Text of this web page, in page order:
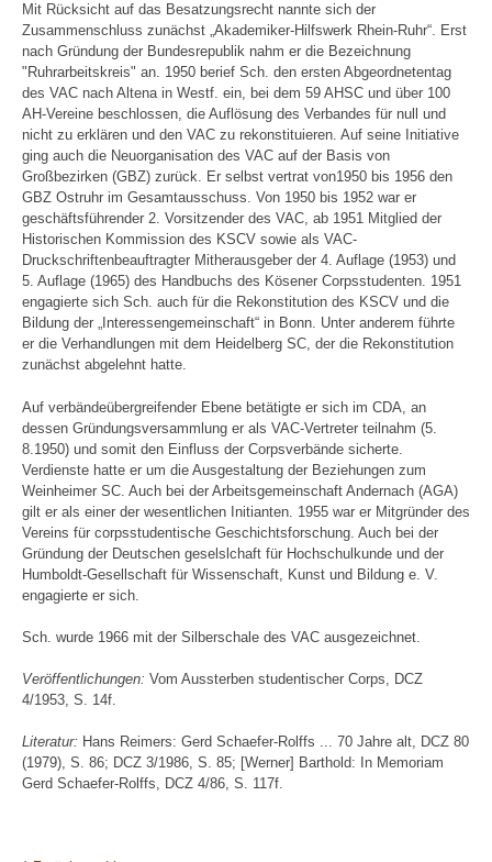
Mit Rücksicht auf das Besatzungsrecht nannte sich der
Zusammenschluss zunächst „Akademiker-Hilfswerk Rhein-Ruhr“. Erst
nach Gründung der Bundesrepublik nahm er die Bezeichnung
"Ruhrarbeitskreis" an. 1950 berief Sch. den ersten Abgeordnetentag
des VAC nach Altena in Westf. ein, bei dem 59 AHSC und über 100
AH-Vereine beschlossen, die Auflösung des Verbandes für null und
nicht zu erklären und den VAC zu rekonstituieren. Auf seine Initiative
ging auch die Neuorganisation des VAC auf der Basis von
Großbezirken (GBZ) zurück. Er selbst vertrat von1950 bis 1956 den
GBZ Ostruhr im Gesamtausschuss. Von 1950 bis 1952 war er
geschäftsführender 2. Vorsitzender des VAC, ab 1951 Mitglied der
Historischen Kommission des KSCV sowie als VAC-
Druckschriftenbeauftragter Mitherausgeber der 4. Auflage (1953) und
5. Auflage (1965) des Handbuchs des Kösener Corpsstudenten. 1951
engagierte sich Sch. auch für die Rekonstitution des KSCV und die
Bildung der „Interessengemeinschaft“ in Bonn. Unter anderem führte
er die Verhandlungen mit dem Heidelberg SC, der die Rekonstitution
zunächst abgelehnt hatte.
Auf verbändeübergreifender Ebene betätigte er sich im CDA, an
dessen Gründungsversammlung er als VAC-Vertreter teilnahm (5.
8.1950) und somit den Einfluss der Corpsverbände sicherte.
Verdienste hatte er um die Ausgestaltung der Beziehungen zum
Weinheimer SC. Auch bei der Arbeitsgemeinschaft Andernach (AGA)
gilt er als einer der wesentlichen Initianten. 1955 war er Mitgründer des
Vereins für corpsstudentische Geschichtsforschung. Auch bei der
Gründung der Deutschen geselslchaft für Hochschulkunde und der
Humboldt-Gesellschaft für Wissenschaft, Kunst und Bildung e. V.
engagierte er sich.
Sch. wurde 1966 mit der Silberschale des VAC ausgezeichnet.
Veröffentlichungen: Vom Aussterben studentischer Corps, DCZ
4/1953, S. 14f.
Literatur: Hans Reimers: Gerd Schaefer-Rolffs ... 70 Jahre alt, DCZ 80
(1979), S. 86; DCZ 3/1986, S. 85; [Werner] Barthold: In Memoriam
Gerd Schaefer-Rolffs, DCZ 4/86, S. 117f.